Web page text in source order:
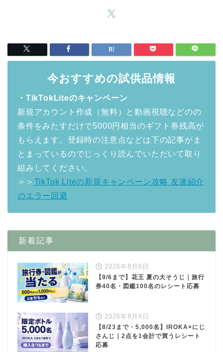
今おすすめの試供品情報
・TikTokLiteのキャンペーン
新規アカウント作成（無料）と動画視聴などのの
条件をみたすだけで5000円相当のギフト券残高が
もらえます。登録時の注意点などは下の記事がま
とまっているのでじっくり読んでいただいて取り
組みしてください。
＞＞ TikTok Liteの新規キャンペーン攻略 友達紹介
のエラー回避
新着記事
2026年8月6日
【9/6まで】花王 夏の大そうじ｜旅行
券40名・図鑑100名のレシート応募
2026年8月6日
【8/23まで・5,000名】IROKA×にじ
さんじ｜2点を1会計で買うレシート
応募